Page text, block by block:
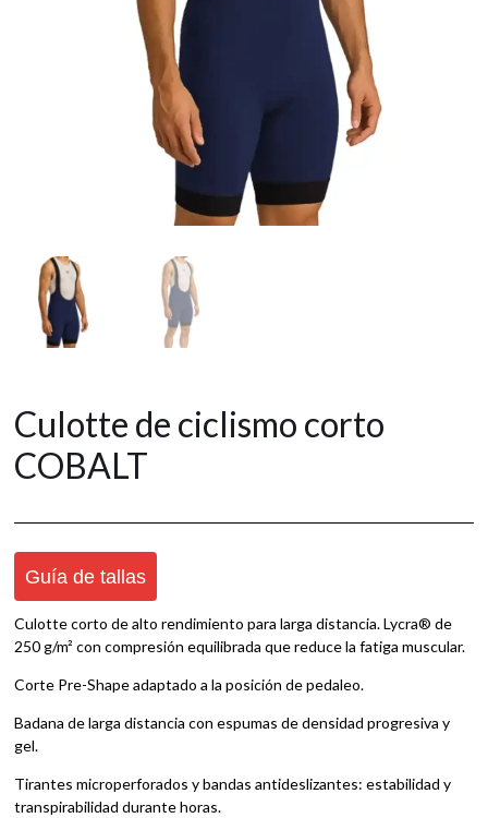
Culotte de ciclismo corto
COBALT
Culotte corto de alto rendimiento para larga distancia. Lycra® de
250 g/m² con compresión equilibrada que reduce la fatiga muscular.
Corte Pre-Shape adaptado a la posición de pedaleo.
Badana de larga distancia con espumas de densidad progresiva y
gel.
Tirantes microperforados y bandas antideslizantes: estabilidad y
transpirabilidad durante horas.
Guía de tallas